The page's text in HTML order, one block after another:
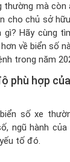
mà còn
cho chủ sở
gì? Hãy cùng
về biển số
trong năm
phù hợp
số xe
ngũ hành
tố đó.